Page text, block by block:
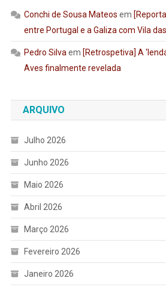
Conchi de Sousa Mateos em
entre Portugal e a Galiza com Vila
Pedro Silvaem [Retrospetiva] A
Aves finalmente revelada
ARQUIVO
Julho 2026
Junho 2026
Maio 2026
Abril 2026
Março 2026
Fevereiro 2026
Janeiro 2026